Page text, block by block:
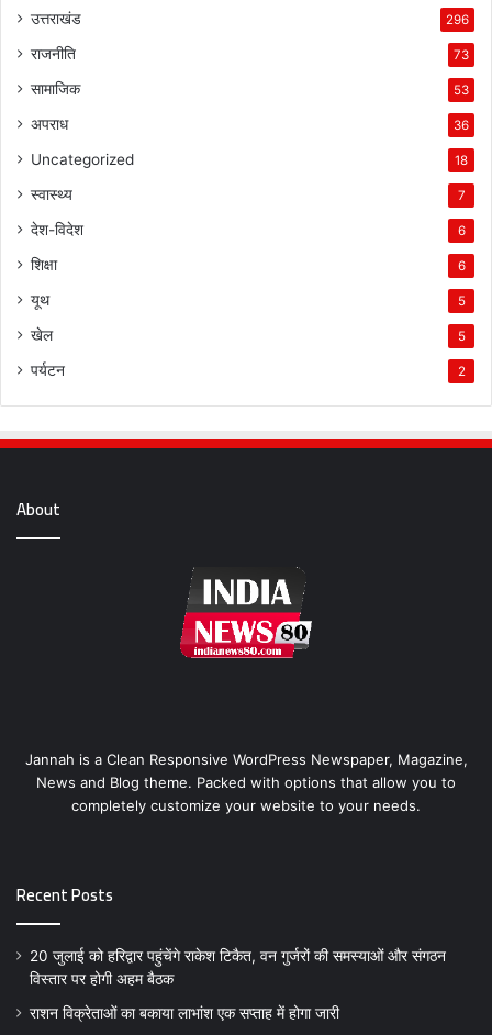
उत्तराखंड 296
राजनीति 73
सामाजिक 53
अपराध 36
Uncategorized 18
स्वास्थ्य 7
देश-विदेश 6
शिक्षा 6
यूथ 5
खेल 5
पर्यटन 2
About
Jannah is a Clean Responsive WordPress Newspaper, Magazine,
News and Blog theme. Packed with options that allow you to
completely customize your website to your needs.
Recent Posts
20 जुलाई को हरिद्वार पहुंचेंगे राकेश टिकैत, वन गुर्जरों की समस्याओं और संगठन
विस्तार पर होगी अहम बैठक
राशन विक्रेताओं का बकाया लाभांश एक सप्ताह में होगा जारी